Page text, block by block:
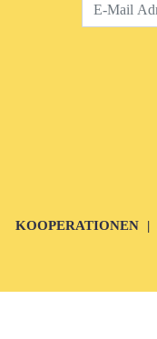
KOOPERATIONEN